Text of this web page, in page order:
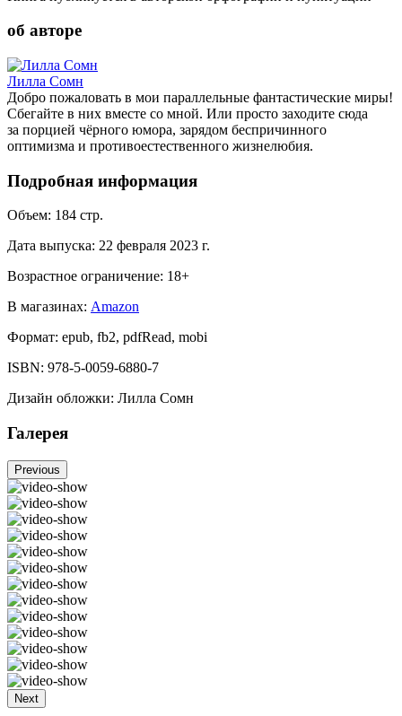
об авторе
Лилла Сомн
Добро пожаловать в мои параллельные фантастические миры!
Сбегайте в них вместе со мной. Или просто заходите сюда
за порцией чёрного юмора, зарядом беспричинного
оптимизма и противоестественного жизнелюбия.
Подробная информация
Объем: 184 стр.
Дата выпуска: 22 февраля 2023 г.
Возрастное ограничение: 18+
В магазинах: Amazon
Формат: epub, fb2, pdfRead, mobi
ISBN: 978-5-0059-6880-7
Дизайн обложки: Лилла Сомн
Галерея
Previous
Next